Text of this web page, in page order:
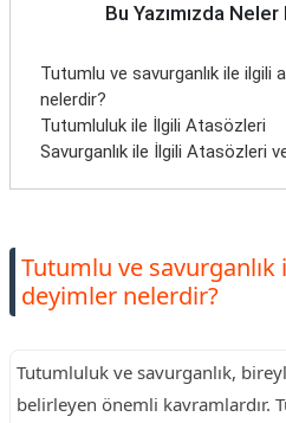
Bu Yazımızda Neler
Tutumlu ve savurganlık ile ilgili
nelerdir?
Tutumluluk ile İlgili Atasözleri
Savurganlık ile İlgili Atasözleri
Tutumlu ve
deyimler nelerdir?
Tutumluluk ve savurganlık,
belirleyen önemli kavramlardır.